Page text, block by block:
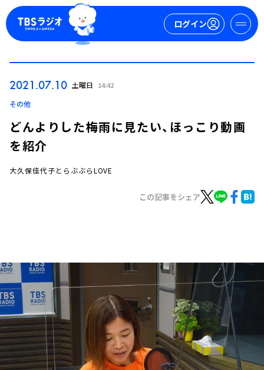
ログイン
お知らせ
イベント・グッズ
YouTube
会社情報
2021.07.10 土曜日 14:42
その他
どんよりした梅雨に見たい、ほっこり動画
を紹介
大久保佳代子とらぶぶらLOVE
この記事をシェア